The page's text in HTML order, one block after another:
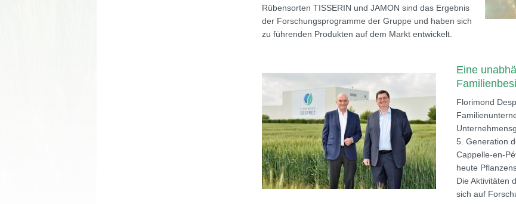
Rübensorten TISSERIN und JAMON sind das Ergebnis
der Forschungsprogramme der Gruppe und haben sich
zu führenden Produkten auf dem Markt entwickelt.
Eine
Florimond
5. Generation
Cappelle-en-
heute
Die Aktivitäten
sich auf